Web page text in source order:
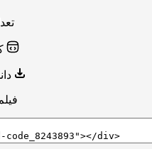
دانلود ویدیو